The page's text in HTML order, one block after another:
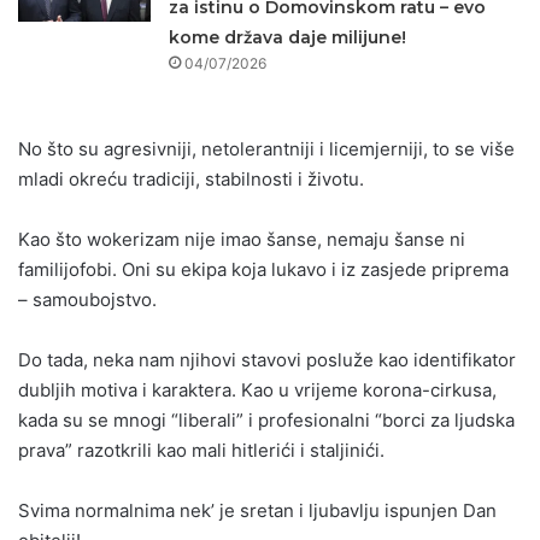
za istinu o Domovinskom ratu – evo
kome država daje milijune!
04/07/2026
No što su agresivniji, netolerantniji i licemjerniji, to se više
mladi okreću tradiciji, stabilnosti i životu.
Kao što wokerizam nije imao šanse, nemaju šanse ni
familijofobi. Oni su ekipa koja lukavo i iz zasjede priprema
– samoubojstvo.
Do tada, neka nam njihovi stavovi posluže kao identifikator
dubljih motiva i karaktera. Kao u vrijeme korona-cirkusa,
kada su se mnogi “liberali” i profesionalni “borci za ljudska
prava” razotkrili kao mali hitlerići i staljinići.
Svima normalnima nek’ je sretan i ljubavlju ispunjen Dan